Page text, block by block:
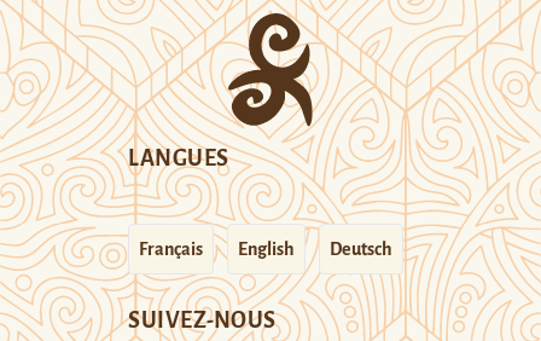
LANGUES
Français English Deutsch
SUIVEZ-NOUS